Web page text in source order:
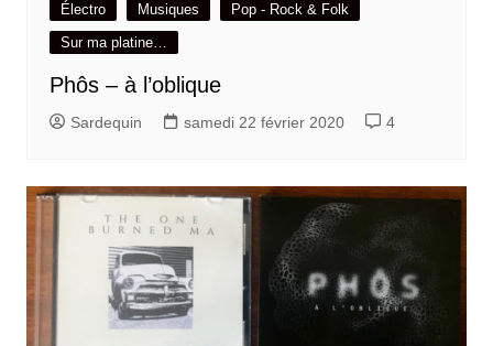
Électro Musiques
Pop - Rock & Folk
Sur ma platine…
Phôs – à l’oblique
Sardequin samedi 22 février 2020 4